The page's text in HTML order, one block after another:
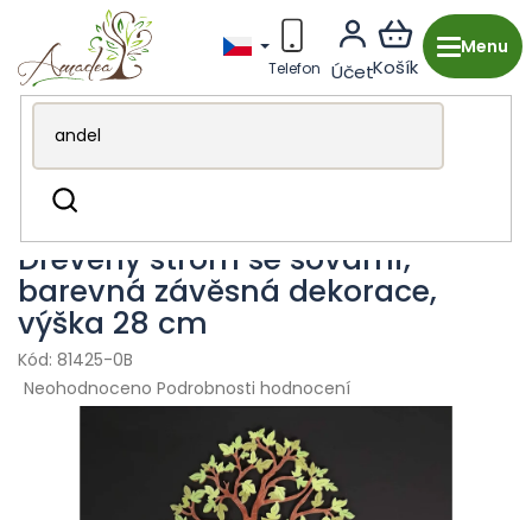
obsah
Hledat
Dřevěná výroba z Česka
dětského pokoje
Dřevěný strom se sovami,
barevná závěsná dekorace,
výška 28 cm
81425-0B
Průměrné
hodnocení
Neohodnoceno Podrobnosti hodnocení